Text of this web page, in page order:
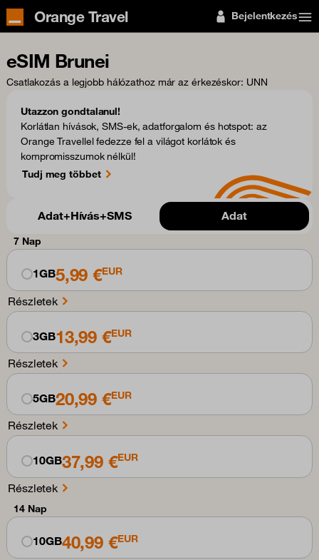
Orange Travel Bejelentkezés
eSIM Brunei
Csatlakozás a legjobb hálózathoz már az érkezéskor: UNN
Utazzon gondtalanul!
Korlátlan hívások, SMS-ek, adatforgalom és hotspot: az
Orange Travellel fedezze fel a világot korlátok és
kompromisszumok nélkül!
Tudj meg többet
Adat+Hívás+SMS Adat
7 Nap
1GB5,99 €EUR
Részletek
3GB13,99 €EUR
Részletek
5GB20,99 €EUR
Részletek
10GB37,99 €EUR
Részletek
14 Nap
10GB40,99 €EUR